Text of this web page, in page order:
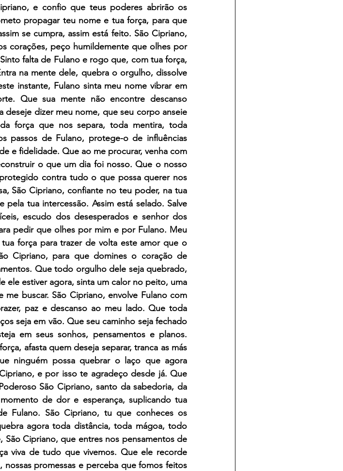
e confio que teus poderes abrirão os
propagar teu nome e tua força, para que
se cumpra, assim está feito. São Cipriano,
corações, peço humildemente que olhes por
falta de Fulano e rogo que, com tua força,
na mente dele, quebra o orgulho, dissolve
instante, Fulano sinta meu nome vibrar em
Que sua mente não encontre descanso
deseje dizer meu nome, que seu corpo anseie
força que nos separa, toda mentira, toda
passos de Fulano, protege-o de influências
e fidelidade. Que ao me procurar, venha com
o que um dia foi nosso. Que o nosso
contra tudo o que possa querer nos
São Cipriano, confiante no teu poder, na tua
tua intercessão. Assim está selado. Salve
escudo dos desesperados e senhor dos
pedir que olhes por mim e por Fulano. Meu
força para trazer de volta este amor que o
Cipriano, para que domines o coração de
Que todo orgulho dele seja quebrado,
ele estiver agora, sinta um calor no peito, uma
buscar. São Cipriano, envolve Fulano com
paz e descanso ao meu lado. Que toda
seja em vão. Que seu caminho seja fechado
em seus sonhos, pensamentos e planos.
afasta quem deseja separar, tranca as más
ninguém possa quebrar o laço que agora
e por isso te agradeço desde já. Que
São Cipriano, santo da sabedoria, da
de dor e esperança, suplicando tua
Fulano. São Cipriano, tu que conheces os
agora toda distância, toda mágoa, todo
Cipriano, que entres nos pensamentos de
viva de tudo que vivemos. Que ele recorde
promessas e perceba que fomos feitos